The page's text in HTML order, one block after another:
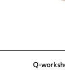
Q-